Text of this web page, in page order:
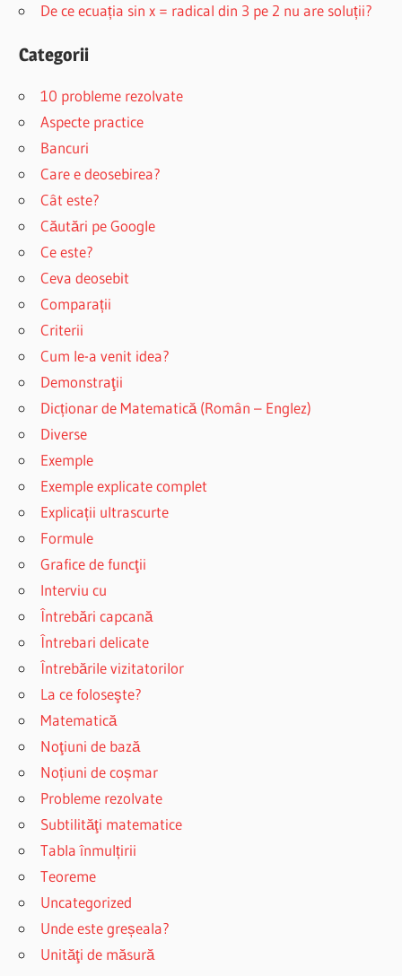
De ce ecuația sin x = radical din 3 pe 2 nu are soluții?
Categorii
10 probleme rezolvate
Aspecte practice
Bancuri
Care e deosebirea?
Cât este?
Căutări pe Google
Ce este?
Ceva deosebit
Comparații
Criterii
Cum le-a venit idea?
Demonstraţii
Dicționar de Matematică (Român – Englez)
Diverse
Exemple
Exemple explicate complet
Explicații ultrascurte
Formule
Grafice de funcţii
Interviu cu
Întrebări capcană
Întrebari delicate
Întrebările vizitatorilor
La ce foloseşte?
Matematică
Noţiuni de bază
Noțiuni de coșmar
Probleme rezolvate
Subtilităţi matematice
Tabla înmulțirii
Teoreme
Uncategorized
Unde este greșeala?
Unităţi de măsură